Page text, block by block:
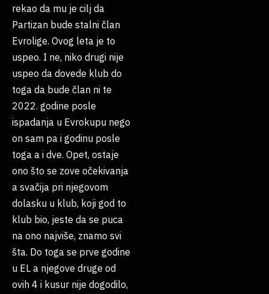
rekao da mu je cilj da
Partizan bude stalni član
Evrolige. Ovog leta je to
uspeo. I ne, niko drugi nije
uspeo da dovede klub do
toga da bude član ni te
2022. godine posle
ispadanja u Evrokupu nego
on sam pa i godinu posle
toga a i dve. Opet, ostaje
ono što se zove očekivanja
a svačija pri njegovom
dolasku u klub, koji god to
klub bio, jeste da se puca
na ono najviše, znamo svi
šta. Do toga se prve godine
u EL a njegove druge od
ovih 4 i kusur nije dogodilo,